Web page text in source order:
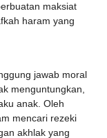
maksiat
haram yang
jawab moral
menguntungkan,
anak. Oleh
mencari rezeki
akhlak yang